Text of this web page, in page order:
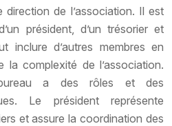
direction de l’association. Il est
président, d’un trésorier et
inclure d’autres membres en
complexité de l’association.
a des rôles et des
Le président représente
et assure la coordination des